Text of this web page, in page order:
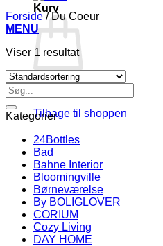
Kurv
Tilbage til shoppen
Forside /Du Coeur
MENU
Viser 1 resultat
Søg
efter:
Kategorier
24Bottles
Bad
Bahne Interior
Bloomingville
Børneværelse
By BOLIGLOVER
CORIUM
Cozy Living
DAY HOME